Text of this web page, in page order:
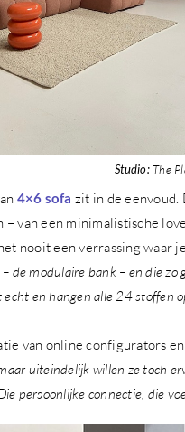
Studio:The
4×6 sofa zit in de eenvoud.
– van een minimalistische
nooit een verrassing waar
de modulaire bank – en die zo
en hangen alle 24 stoffen
van online configurators
uiteindelijk willen ze toch
persoonlijke connectie, die